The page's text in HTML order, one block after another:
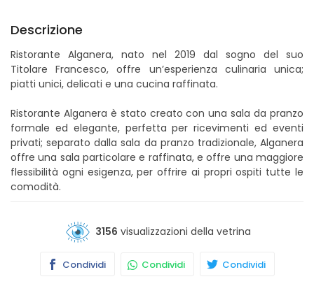
Descrizione
Ristorante Alganera, nato nel 2019 dal sogno del suo
Titolare Francesco, offre un’esperienza culinaria unica;
piatti unici, delicati e una cucina raffinata.
Ristorante Alganera è stato creato con una sala da pranzo
formale ed elegante, perfetta per ricevimenti ed eventi
privati; separato dalla sala da pranzo tradizionale, Alganera
offre una sala particolare e raffinata, e offre una maggiore
flessibilità ogni esigenza, per offrire ai propri ospiti tutte le
comodità.
3156 visualizzazioni della vetrina
Condividi Condividi Condividi